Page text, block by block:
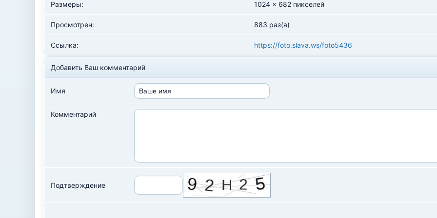
Размеры: 1024 x 682 пикселей
Просмотрен: 883 раз(а)
Ссылка: https://foto.slava.ws/foto5436
Добавить Ваш комментарий
Имя
Комментарий
Подтверждение